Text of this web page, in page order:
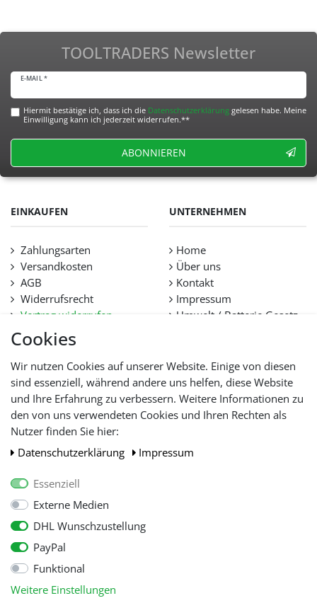
Cookies
Wir nutzen Cookies auf unserer Website. Einige von diesen
sind essenziell, während andere uns helfen, diese Website
und Ihre Erfahrung zu verbessern. Weitere Informationen zu
den von uns verwendeten Cookies und Ihren Rechten als
Nutzer finden Sie hier:
Daten­schutz­erklärung
Impressum
Essenziell
Externe Medien
DHL Wunschzustellung
PayPal
Funktional
Weitere Einstellungen
TOOLTRADERS Newsletter
E-MAIL *
Hiermit bestätige ich, dass ich die Daten­schutz­erklärunggelesen habe. Meine
Einwilligung kann ich jederzeit widerrufen.**
ABONNIEREN
EINKAUFEN
Zahlungsarten
Versandkosten
AGB
Widerrufsrecht
Vertrag widerrufen
Datenschutz
Hilfe
Lieferfristen und
Lieferbeschränkung
UNTERNEHMEN
Home
Über uns
Kontakt
Impressum
Umwelt / Batterie Gesetz
WIR AKZEPTIEREN